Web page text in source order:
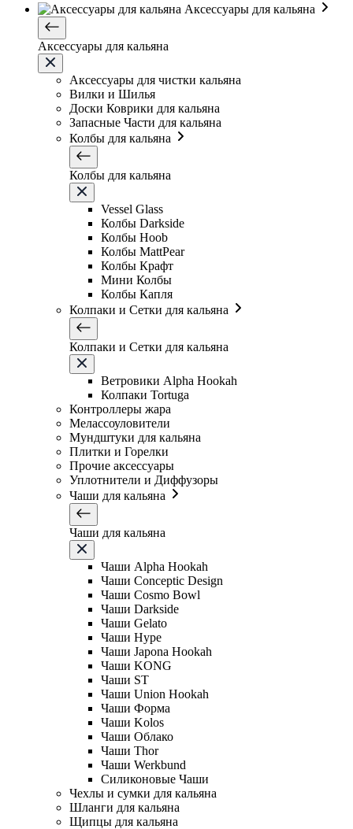
Аксессуары для кальяна
Аксессуары для кальяна
Аксессуары для чистки кальяна
Вилки и Шилья
Доски Коврики для кальяна
Запасные Части для кальяна
Колбы для кальяна
Колбы для кальяна
Vessel Glass
Колбы Darkside
Колбы Hoob
Колбы MattPear
Колбы Крафт
Мини Колбы
Колбы Капля
Колпаки и Сетки для кальяна
Колпаки и Сетки для кальяна
Ветровики Alpha Hookah
Колпаки Tortuga
Контроллеры жара
Мелассоуловители
Мундштуки для кальяна
Плитки и Горелки
Прочие аксессуары
Уплотнители и Диффузоры
Чаши для кальяна
Чаши для кальяна
Чаши Alpha Hookah
Чаши Conceptic Design
Чаши Cosmo Bowl
Чаши Darkside
Чаши Gelato
Чаши Hype
Чаши Japona Hookah
Чаши KONG
Чаши ST
Чаши Union Hookah
Чаши Форма
Чаши Kolos
Чаши Облако
Чаши Thor
Чаши Werkbund
Силиконовые Чаши
Чехлы и сумки для кальяна
Шланги для кальяна
Щипцы для кальяна